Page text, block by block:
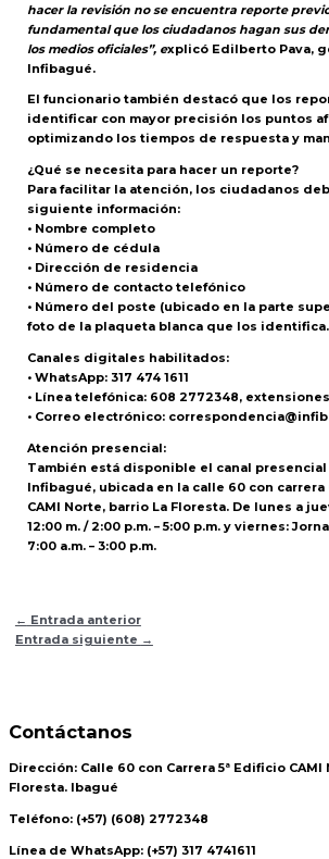
hacer la revisión no se encuentra reporte
fundamental que los ciudadanos hagan sus
los medios oficiales”, explicó Edilberto Pava,
Infibagué.
El funcionario también destacó que los
identificar con mayor precisión los puntos
optimizando los tiempos de respuesta y
¿Qué se necesita para hacer un reporte?
Para facilitar la atención, los ciudadanos
siguiente información:
• Nombre completo
• Número de cédula
• Dirección de residencia
• Número de contacto telefónico
• Número del poste (ubicado en la parte
foto de la plaqueta blanca que los identifica.
Canales digitales habilitados:
• WhatsApp: 317 474 1611
• Línea telefónica: 608 2772348, extensiones
• Correo electrónico:
Atención presencial:
También está disponible el canal
Infibagué, ubicada en la calle 60 con
CAMI Norte, barrio La Floresta. De lunes a
12:00 m. / 2:00 p.m. – 5:00 p.m. y viernes:
7:00 a.m. – 3:00 p.m.
← Entrada anterior
Entrada siguiente →
Contáctanos
Dirección: Calle 60 con Carrera 5ª Edificio
Floresta. Ibagué
Teléfono: (+57) (608) 2772348
Línea de WhatsApp: (+57) 317 4741611